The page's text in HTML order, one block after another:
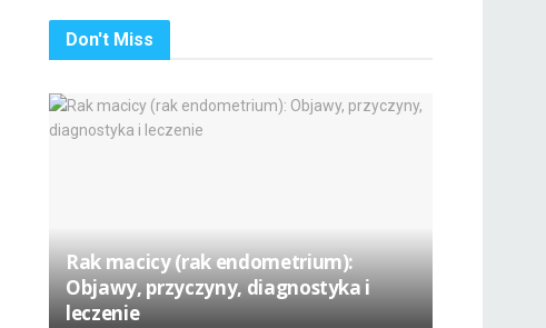
Don't Miss
Rak macicy (rak endometrium):
Objawy, przyczyny, diagnostyka i
leczenie